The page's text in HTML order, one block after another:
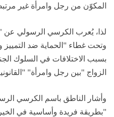
المكوّن من رجل وامرأة غير
لذا، يُعرب الكرسي الرسولي عن
وتحت غطاء "الحماية ضد التمييز
بسبب الاختلافات في السلوك
الزواج "بين رجل وامرأة"
وأشار الناطق باسم الكرسي
"بطريقة فريدة وأساسية في